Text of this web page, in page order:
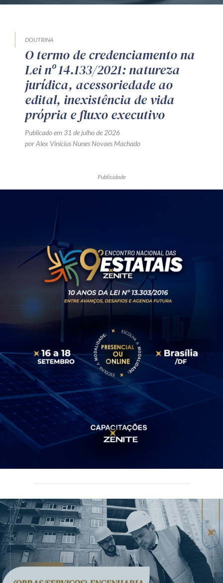
DOUTRINA
O termo de credenciamento na
Lei nº 14.133/2021: natureza
jurídica, acessoriedade ao
edital, inexistência de vida
própria e fluxo executivo
Publicado em 31 de julho de 2026
por Alex Vinicius Nunes Novaes Machado
Publicidade